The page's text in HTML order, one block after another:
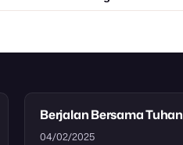
Berjalan Bersama Tuhan
04/02/2025